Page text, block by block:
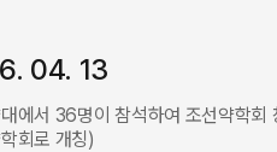
04. 13
에서 36명이 참석하여 조선약학회
회로 개칭)